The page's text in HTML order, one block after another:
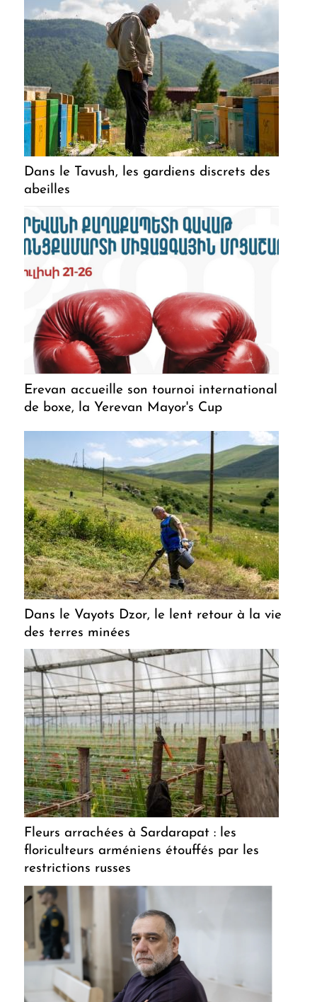
Dans le Tavush, les gardiens discrets des
abeilles
Erevan accueille son tournoi international
de boxe, la Yerevan Mayor's Cup
Dans le Vayots Dzor, le lent retour à la vie
des terres minées
Fleurs arrachées à Sardarapat : les
floriculteurs arméniens étouffés par les
restrictions russes